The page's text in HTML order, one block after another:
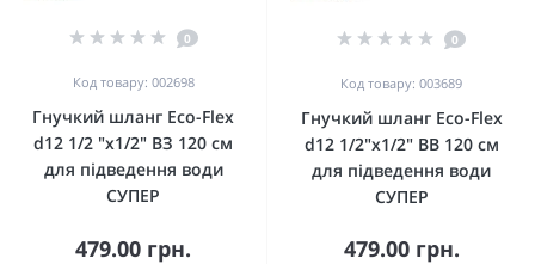
0
Код товару: 002698
Гнучкий шланг Eco-Flex
d12 1/2 "х1/2" ВЗ 120 см
для підведення води
СУПЕР
479.00 грн.
0
Код товару: 003689
Гнучкий шланг Eco-Flex
d12 1/2"х1/2" ВВ 120 см
для підведення води
СУПЕР
479.00 грн.